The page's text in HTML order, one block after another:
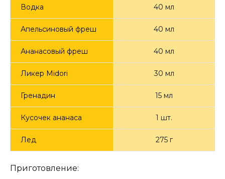
Водка 40 мл
Апельсиновый фреш 40 мл
Ананасовый фреш 40 мл
Ликер Midori 30 мл
Гренадин 15 мл
Кусочек ананаса 1 шт.
Лед 275 г
Приготовление: